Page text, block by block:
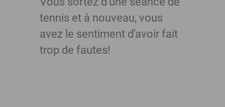
tennis et à nouveau, vous
avez le sentiment d’avoir fait
trop de fautes!